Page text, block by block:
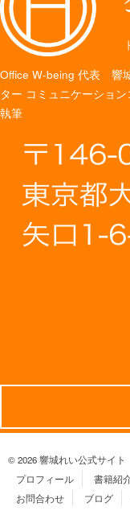
Office W-being 代表 響
ター コミュニケーショ
執筆
© 2026 響城れい公式サイト
プロフィール
書籍紹
お問合わせ
ブログ